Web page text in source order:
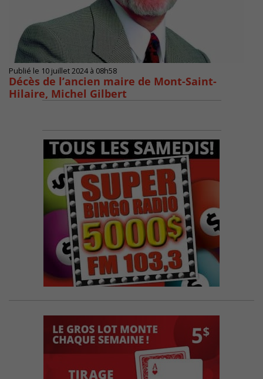
Publié le 10 juillet 2024 à 08h58
Décès de l’ancien maire de Mont-Saint-
Hilaire, Michel Gilbert